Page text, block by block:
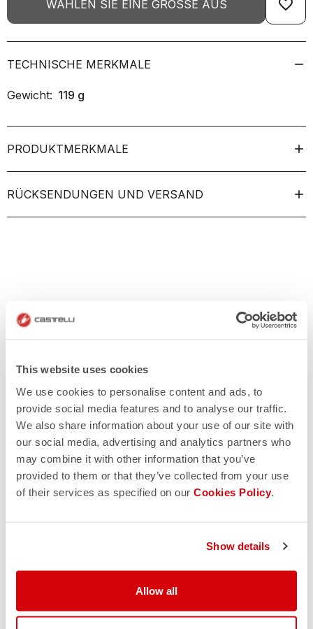
This website uses cookies
We use cookies to personalise content and ads, to
provide social media features and to analyse our traffic.
We also share information about your use of our site with
our social media, advertising and analytics partners who
may combine it with other information that you’ve
provided to them or that they’ve collected from your use
of their services as specified on our Cookies Policy.
Show details
Allow all
WÄHLEN SIE EINE GRÖSSE AUS favorite_border
TECHNISCHE MERKMALE
Gewicht: 119 g
PRODUKTMERKMALE
RÜCKSENDUNGEN UND VERSAND